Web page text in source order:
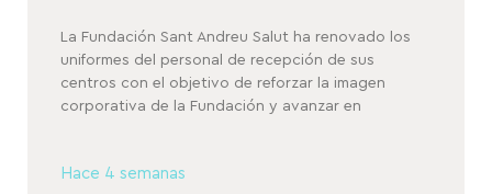
La Fundación Sant Andreu Salut ha renovado los
uniformes del personal de recepción de sus
centros con el objetivo de reforzar la imagen
corporativa de la Fundación y avanzar en
Hace 4 semanas